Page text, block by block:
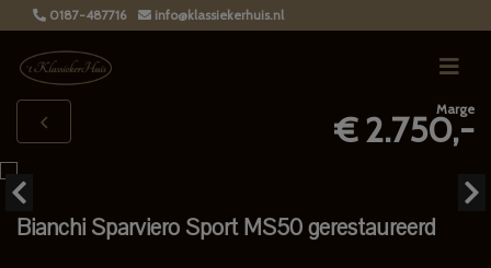
0187-487716 info@klassiekerhuis.nl
Marge
€ 2.750,-
Bianchi Sparviero Sport MS50 gerestaureerd